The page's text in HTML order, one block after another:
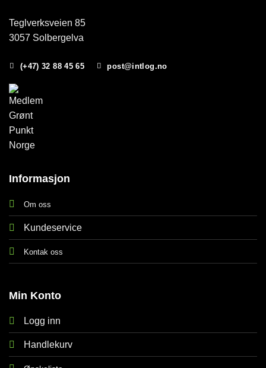
Teglverksveien 85
3057 Solbergelva
(+47) 32 88 45 65 post@intlog.no
Informasjon
Om oss
Kundeservice
Kontak oss
Min Konto
Logg inn
Handlekurv